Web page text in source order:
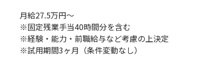
月給27.5万円～
※固定残業手当40時間分を含む
※経験・能力・前職給与など考慮の上決定
※試用期間3ヶ月（条件変動なし）